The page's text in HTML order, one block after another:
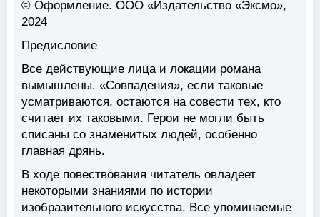
© Оформление. ООО «Издательство «Эксмо»,
2024
Предисловие
Все действующие лица и локации романа
вымышлены. «Совпадения», если таковые
усматриваются, остаются на совести тех, кто
считает их таковыми. Герои не могли быть
списаны со знаменитых людей, особенно
главная дрянь.
В ходе повествования читатель овладеет
некоторыми знаниями по истории
изобразительного искусства. Все упоминаемые